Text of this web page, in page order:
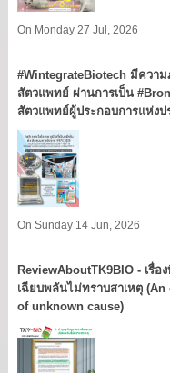
On Monday 27 Jul, 2026
#WintegrateBiotech มีควา
สัตวแพทย์ ผ่านการเป็น
สัตวแพทย์ผู้ประกอบการแห่งป
On Sunday 14 Jun, 2026
ReviewAboutTK9BIO - เรื่
เฉียบพลันไม่ทราบสาเหตุ
of unknown cause)